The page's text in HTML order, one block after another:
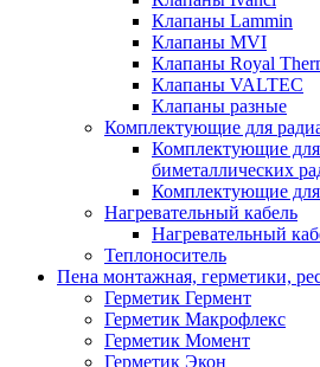
Клапаны Lammin
Клапаны MVI
Клапаны Royal
Клапаны VALTEC
Клапаны разные
Комплектующие для
Комплектующие
биметаллических
Комплектующие
Нагревательный кабель
Нагревательный
Теплоноситель
Пена монтажная, герметики,
Герметик Гермент
Герметик Макрофлекс
Герметик Момент
Герметик Экон